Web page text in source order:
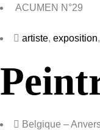
ACUMEN N°29
artiste, exposition,
Belgique –